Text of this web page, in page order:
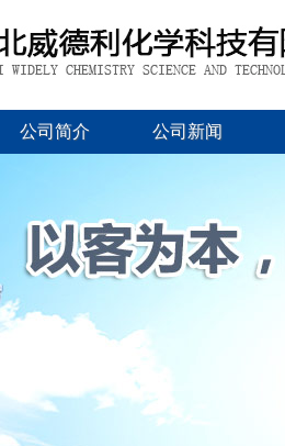
公司简介 公司新闻